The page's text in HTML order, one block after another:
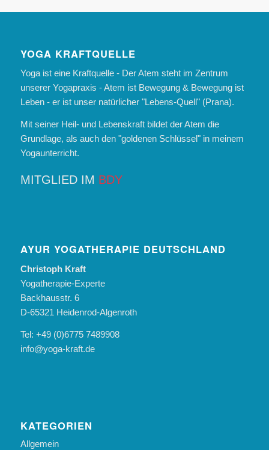
YOGA KRAFTQUELLE
Yoga ist eine Kraftquelle - Der Atem steht im Zentrum
unserer Yogapraxis - Atem ist Bewegung & Bewegung ist
Leben - er ist unser natürlicher "Lebens-Quell" (Prana).
Mit seiner Heil- und Lebenskraft bildet der Atem die
Grundlage, als auch den "goldenen Schlüssel" in meinem
Yogaunterricht.
MITGLIED IM BDY
AYUR YOGATHERAPIE DEUTSCHLAND
Christoph Kraft
Yogatherapie-Experte
Backhausstr. 6
D-65321 Heidenrod-Algenroth
Tel: +49 (0)6775 7489908
info@yoga-kraft.de
KATEGORIEN
Allgemein